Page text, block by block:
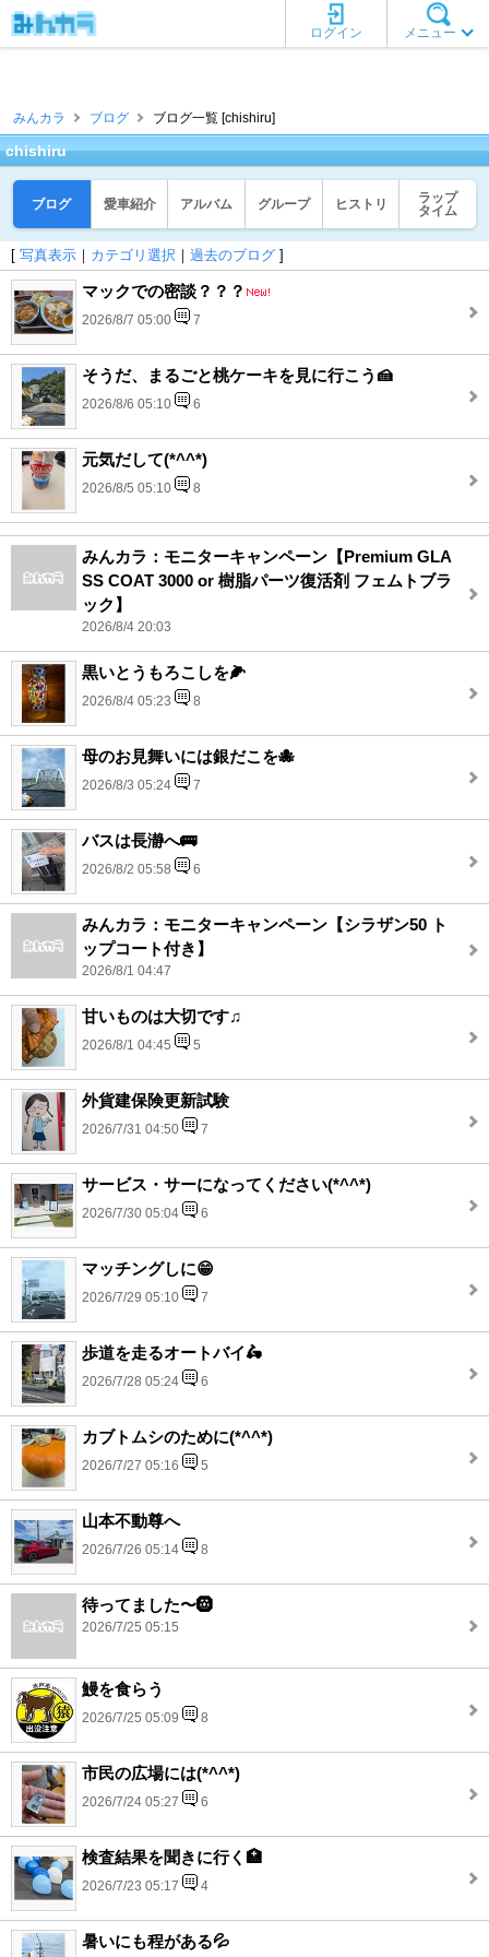
メニュー
ログイン
みんカラ ブログ ブログ一覧 [chishiru]
chishiru
ブログ 愛車紹介 アルバム グループ ヒストリ
ラップ
タイム
[ 写真表示 ｜ カテゴリ選択 ｜ 過去のブログ ]
マックでの密談？？？
2026/8/7 05:00 7
そうだ、まるごと桃ケーキを見に行こう🍰
2026/8/6 05:10 6
元気だして(*^^*)
2026/8/5 05:10 8
みんカラ：モニターキャンペーン【Premium GLA
SS COAT 3000 or 樹脂パーツ復活剤 フェムトブラ
ック】
2026/8/4 20:03
黒いとうもろこしを🌽
2026/8/4 05:23 8
母のお見舞いには銀だこを🐙
2026/8/3 05:24 7
バスは長瀞へ🚌
2026/8/2 05:58 6
みんカラ：モニターキャンペーン【シラザン50 ト
ップコート付き】
2026/8/1 04:47
甘いものは大切です♫
2026/8/1 04:45 5
外貨建保険更新試験
2026/7/31 04:50 7
サービス・サーになってください(*^^*)
2026/7/30 05:04 6
マッチングしに😁
2026/7/29 05:10 7
歩道を走るオートバイ🛵
2026/7/28 05:24 6
カブトムシのために(*^^*)
2026/7/27 05:16 5
山本不動尊へ
2026/7/26 05:14 8
待ってました〜🛞
2026/7/25 05:15
鰻を食らう
2026/7/25 05:09 8
市民の広場には(*^^*)
2026/7/24 05:27 6
検査結果を聞きに行く🏥
2026/7/23 05:17 4
暑いにも程がある💦